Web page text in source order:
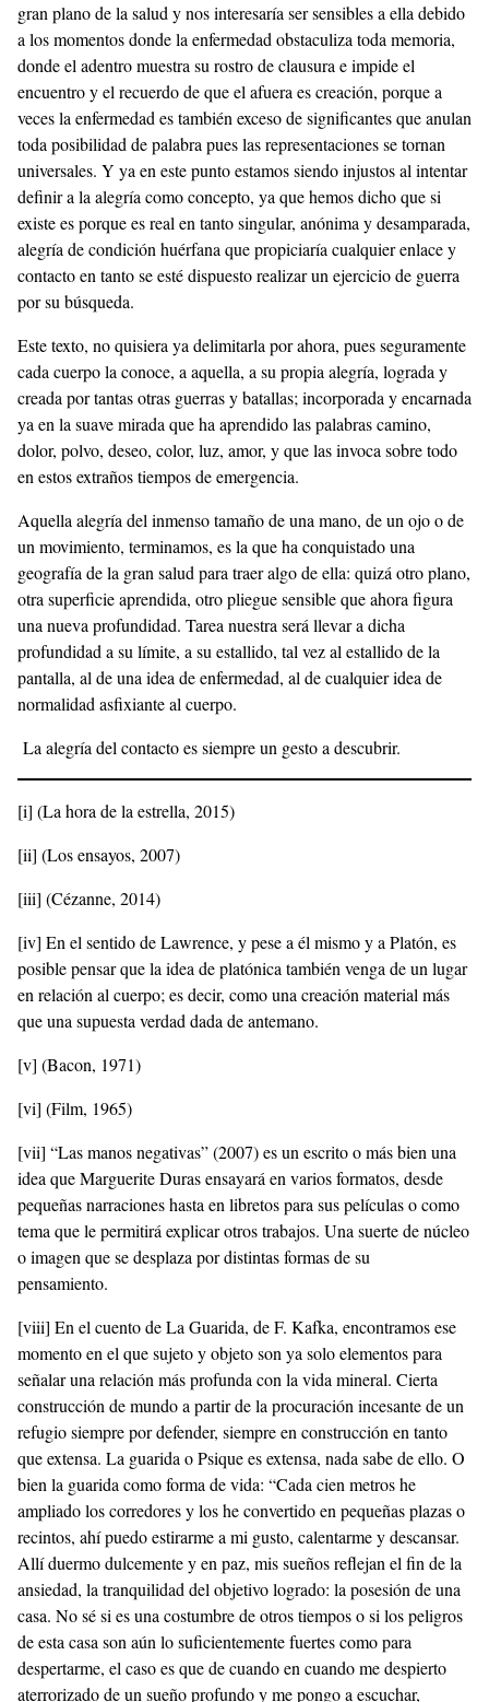
gran plano de la salud y nos interesaría ser sensibles a ella debido
a los momentos donde la enfermedad obstaculiza toda memoria,
donde el adentro muestra su rostro de clausura e impide el
encuentro y el recuerdo de que el afuera es creación, porque a
veces la enfermedad es también exceso de significantes que anulan
toda posibilidad de palabra pues las representaciones se tornan
universales. Y ya en este punto estamos siendo injustos al intentar
definir a la alegría como concepto, ya que hemos dicho que si
existe es porque es real en tanto singular, anónima y desamparada,
alegría de condición huérfana que propiciaría cualquier enlace y
contacto en tanto se esté dispuesto realizar un ejercicio de guerra
por su búsqueda.
Este texto, no quisiera ya delimitarla por ahora, pues seguramente
cada cuerpo la conoce, a aquella, a su propia alegría, lograda y
creada por tantas otras guerras y batallas; incorporada y encarnada
ya en la suave mirada que ha aprendido las palabras camino,
dolor, polvo, deseo, color, luz, amor, y que las invoca sobre todo
en estos extraños tiempos de emergencia.
Aquella alegría del inmenso tamaño de una mano, de un ojo o de
un movimiento, terminamos, es la que ha conquistado una
geografía de la gran salud para traer algo de ella: quizá otro plano,
otra superficie aprendida, otro pliegue sensible que ahora figura
una nueva profundidad. Tarea nuestra será llevar a dicha
profundidad a su límite, a su estallido, tal vez al estallido de la
pantalla, al de una idea de enfermedad, al de cualquier idea de
normalidad asfixiante al cuerpo.
La alegría del contacto es siempre un gesto a descubrir.
[i] (La hora de la estrella, 2015)
[ii] (Los ensayos, 2007)
[iii] (Cézanne, 2014)
[iv] En el sentido de Lawrence, y pese a él mismo y a Platón, es
posible pensar que la idea de platónica también venga de un lugar
en relación al cuerpo; es decir, como una creación material más
que una supuesta verdad dada de antemano.
[v] (Bacon, 1971)
[vi] (Film, 1965)
[vii] “Las manos negativas” (2007) es un escrito o más bien una
idea que Marguerite Duras ensayará en varios formatos, desde
pequeñas narraciones hasta en libretos para sus películas o como
tema que le permitirá explicar otros trabajos. Una suerte de núcleo
o imagen que se desplaza por distintas formas de su
pensamiento.
[viii] En el cuento de La Guarida, de F. Kafka, encontramos ese
momento en el que sujeto y objeto son ya solo elementos para
señalar una relación más profunda con la vida mineral. Cierta
construcción de mundo a partir de la procuración incesante de un
refugio siempre por defender, siempre en construcción en tanto
que extensa. La guarida o Psique es extensa, nada sabe de ello. O
bien la guarida como forma de vida: “Cada cien metros he
ampliado los corredores y los he convertido en pequeñas plazas o
recintos, ahí puedo estirarme a mi gusto, calentarme y descansar.
Allí duermo dulcemente y en paz, mis sueños reflejan el fin de la
ansiedad, la tranquilidad del objetivo logrado: la posesión de una
casa. No sé si es una costumbre de otros tiempos o si los peligros
de esta casa son aún lo suficientemente fuertes como para
despertarme, el caso es que de cuando en cuando me despierto
aterrorizado de un sueño profundo y me pongo a escuchar,